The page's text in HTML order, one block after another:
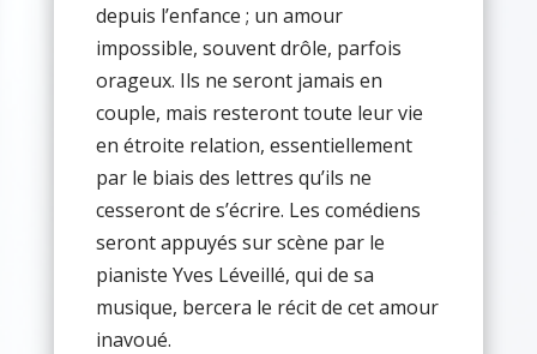
depuis l’enfance ; un amour
impossible, souvent drôle, parfois
orageux. Ils ne seront jamais en
couple, mais resteront toute leur vie
en étroite relation, essentiellement
par le biais des lettres qu’ils ne
cesseront de s’écrire. Les comédiens
seront appuyés sur scène par le
pianiste Yves Léveillé, qui de sa
musique, bercera le récit de cet amour
inavoué.